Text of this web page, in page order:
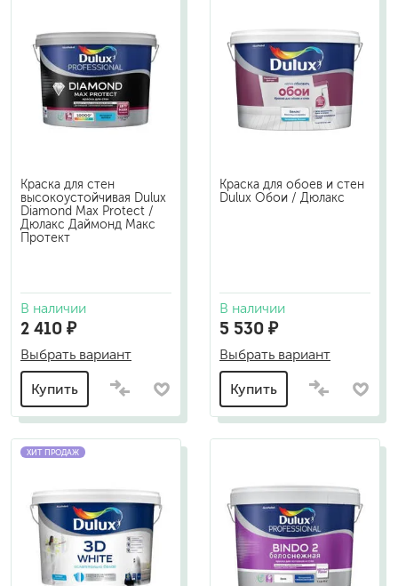
Краска для стен
высокоустойчивая Dulux
Diamond Max Protect /
Дюлакс Даймонд Макс
Протект
В наличии
2 410 ₽
Выбрать вариант
Купить
Краска для обоев и стен
Dulux Обои / Дюлакс
В наличии
5 530 ₽
Выбрать вариант
Купить
ХИТ ПРОДАЖ